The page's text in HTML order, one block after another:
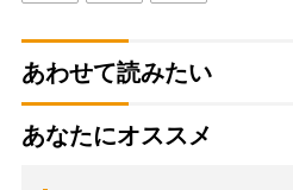
あわせて読みたい
あなたにオススメ